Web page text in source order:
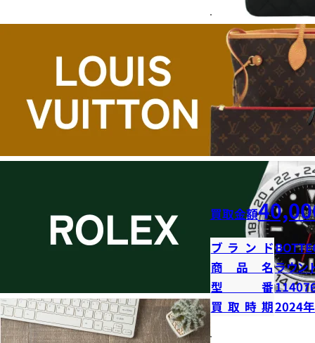
買取金額
ブランド
商品名ラウン
型番
買取時期2024